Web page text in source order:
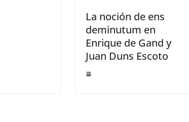
La noción de ens
deminutum en
Enrique de Gand y
Juan Duns Escoto